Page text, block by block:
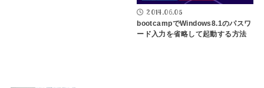
2014.06.05
bootcampでWindows8.1のパスワ
ード入力を省略して起動する方法